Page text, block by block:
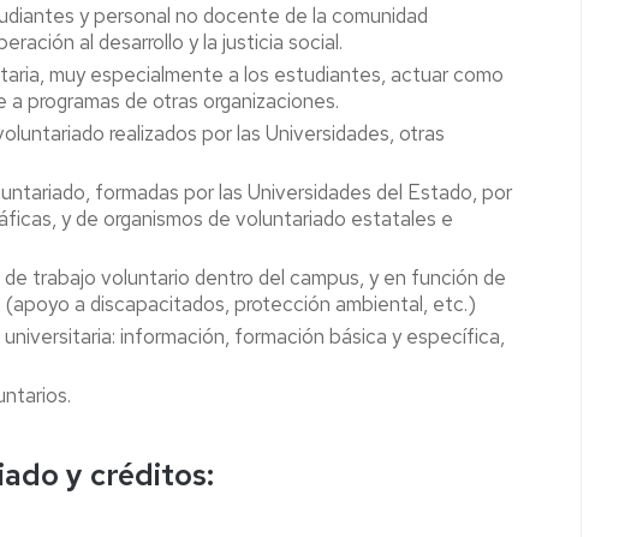
y personal no docente de la comunidad
al desarrollo y la justicia social.
muy especialmente a los estudiantes, actuar como
programas de otras organizaciones.
realizados por las Universidades, otras
formadas por las Universidades del Estado, por
y de organismos de voluntariado estatales e
trabajo voluntario dentro del campus, y en función de
a discapacitados, protección ambiental, etc.)
información, formación básica y específica,
y créditos: